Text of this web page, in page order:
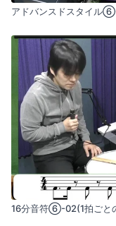
アドバンスドスタイル
16分音符⑥-02(1拍ごと